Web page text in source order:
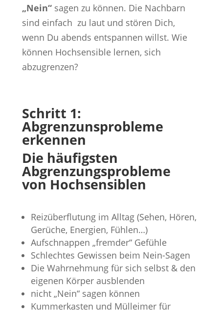
„Nein“sagen zu können. Die Nachbarn
sind einfach zu laut und stören Dich,
wenn Du abends entspannen willst. Wie
können Hochsensible lernen, sich
abzugrenzen?
Schritt 1:
Abgrenzunsprobleme
erkennen
Die häufigsten
Abgrenzungsprobleme
von Hochsensiblen
Reizüberflutung im Alltag (Sehen, Hören,
Gerüche, Energien, Fühlen…)
Aufschnappen „fremder“ Gefühle
Schlechtes Gewissen beim Nein-Sagen
Die Wahrnehmung für sich selbst & den
eigenen Körper ausblenden
nicht „Nein“ sagen können
Kummerkasten und Mülleimer für